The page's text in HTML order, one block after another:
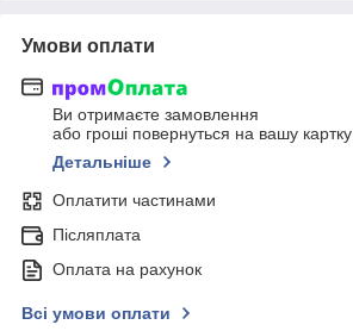
Умови оплати
Ви отримаєте замовлення
або гроші повернуться на вашу картку
Детальніше
Оплатити частинами
Післяплата
Оплата на рахунок
Всі умови оплати